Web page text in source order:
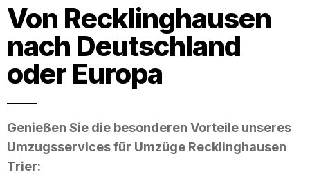
Von Recklinghausen
nach Deutschland
oder Europa
Genießen Sie die besonderen Vorteile unseres
Umzugsservices für Umzüge Recklinghausen
Trier: